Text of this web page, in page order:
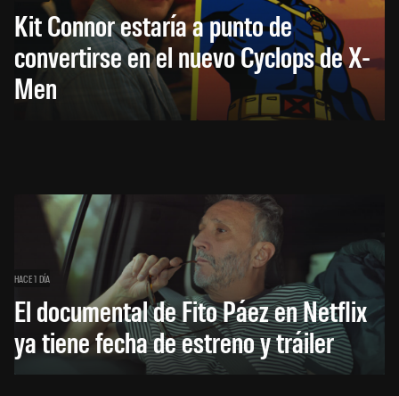
Kit Connor estaría a punto de
convertirse en el nuevo Cyclops de X-
Men
HACE 1 DÍA
El documental de Fito Páez en Netflix
ya tiene fecha de estreno y tráiler